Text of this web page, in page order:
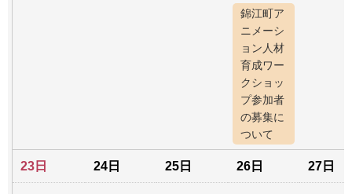
錦江町ア
ニメーシ
ョン人材
育成ワー
クショッ
プ参加者
の募集に
ついて
23日 24日 25日 26日 27日